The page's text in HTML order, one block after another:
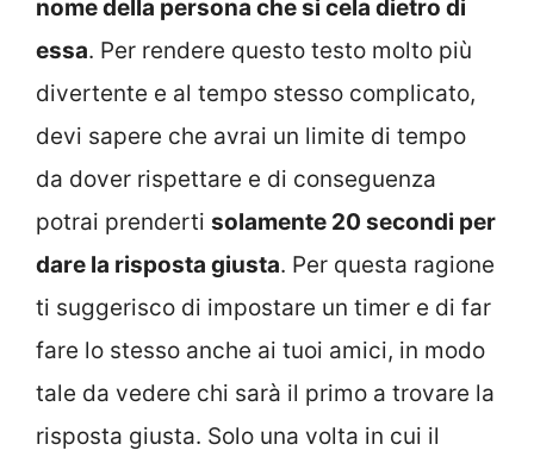
nome della persona che si cela dietro di
essa. Per rendere questo testo molto più
divertente e al tempo stesso complicato,
devi sapere che avrai un limite di tempo
da dover rispettare e di conseguenza
potrai prenderti solamente 20 secondi per
dare la risposta giusta. Per questa ragione
ti suggerisco di impostare un timer e di far
fare lo stesso anche ai tuoi amici, in modo
tale da vedere chi sarà il primo a trovare la
risposta giusta. Solo una volta in cui il